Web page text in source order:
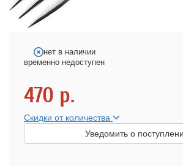
нет в наличии
временно недоступен
470 р.
Скидки от количества
Уведомить о